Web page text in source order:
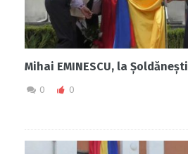
Mihai EMINESCU, la Șoldănești
0 0